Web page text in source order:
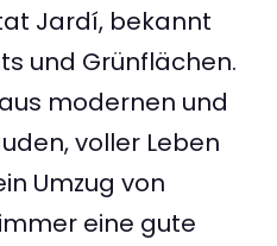
Jardí, bekannt
und Grünflächen.
modernen und
voller Leben
Umzug von
eine gute